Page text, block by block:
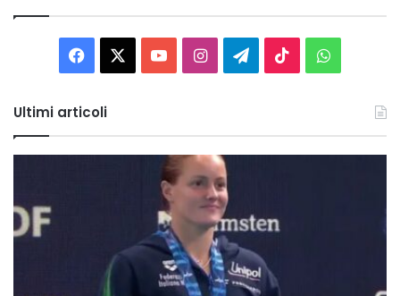
Facebook You InstagramTelegram
TikTok
Ultimi articoli